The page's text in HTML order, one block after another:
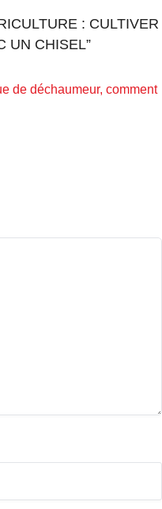
: CULTIVER
UN CHISEL”
de déchaumeur, comment